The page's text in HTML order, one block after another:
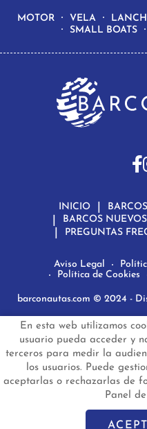
En esta web utilizamos
usuario pueda acceder y
terceros para medir la
los usuarios. Puede
aceptarlas o rechazarlas de
Panel
MOTOR VELA
SMALL BOATS
INICIO
BARCOS
PREGUNTAS
Aviso Legal
Política de Cookies
barconautas.com © 2024 -